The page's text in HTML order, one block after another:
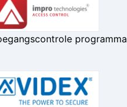
programma